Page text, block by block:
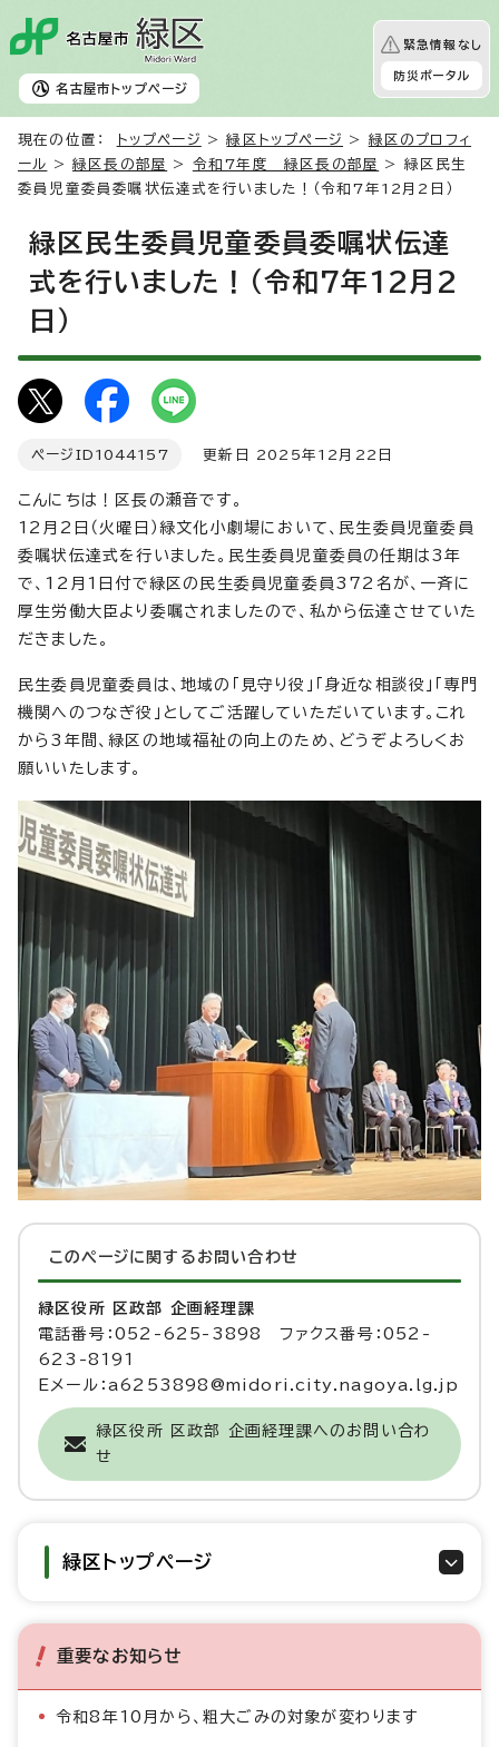
名古屋市 トップページ
緊急情報なし
防災ポータル
現在の位置： トップページ >緑区トップページ > 緑区のプロフィ
ール
>緑区長の部屋 > 令和7年度 緑区長の部屋
> 緑区民生
委員児童委員委嘱状伝達式を行いました！（令和7年12月2日）
緑区民生委員児童委員委嘱状伝達
式を行いました！（令和7年12月2
日）
ページID 1044157 更新日 2025年12月22日
こんにちは！区長の瀬音です。
12月2日（火曜日）緑文化小劇場において、民生委員児童委員
委嘱状伝達式を行いました。民生委員児童委員の任期は3年
で、12月1日付で緑区の民生委員児童委員372名が、一斉に
厚生労働大臣より委嘱されましたので、私から伝達させていた
だきました。
民生委員児童委員は、地域の「見守り役」「身近な相談役」「専門
機関へのつなぎ役」としてご活躍していただいています。これ
から3年間、緑区の地域福祉の向上のため、どうぞよろしくお
願いいたします。
このページに関する お問い合わせ
緑区役所 区政部 企画経理課
電話番号：052-625-3898 ファクス番号：052-
623-8191
Eメール：a6253898@midori.city.nagoya.lg.jp
緑区役所 区政部 企画経理課へのお問い合わ
せ
緑区トップページ
重要なお知らせ
令和8年10月から、粗大ごみの対象が変わります